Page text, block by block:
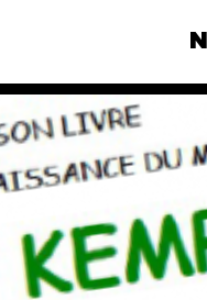
Nos
Total, rendez-
tribunal
Gaz « naturel
enfumage